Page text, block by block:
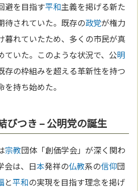
避を目指す平和主義を掲げる新た
待されていた。既存の政党が権力
暮れていたため、多くの市民が真
ていた。このような状況で、公明
存の枠組みを超える革新性を持つ
を持ち始めた。
びつき – 公明党の誕生
宗教団体「創価学会」が深く関わ
会は、日本発祥の仏教系の信仰団
と平和の実現を目指す理念を掲げ